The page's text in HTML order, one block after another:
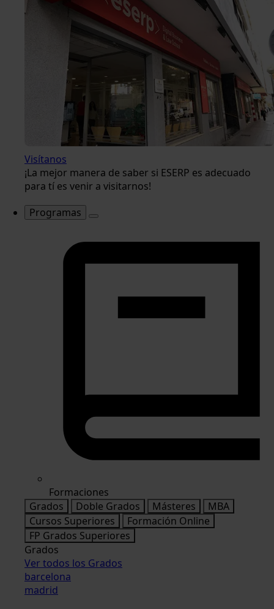
Visítanos
¡La mejor manera de saber si ESERP es adecuado
para tí es venir a visitarnos!
Programas
Formaciones
Grados
Doble Grados Másteres
MBA
Cursos Superiores
Formación Online
FP Grados Superiores
Grados
Ver todos los Grados
barcelona
madrid